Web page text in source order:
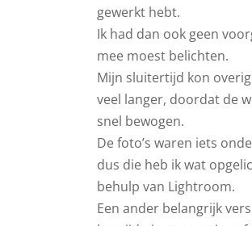
gewerkt hebt.
Ik had dan ook geen
mee moest belichten.
Mijn sluitertijd kon
veel langer, doordat de
snel bewogen.
De foto’s waren iets
dus die heb ik wat
behulp van Lightroom.
Een ander belangrijk